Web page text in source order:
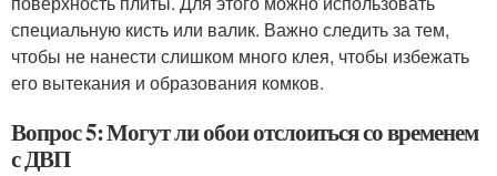
специальную кисть или валик. Важно следить за тем,
чтобы не нанести слишком много клея, чтобы избежать
его вытекания и образования комков.
Вопрос 5: Могут ли обои отслоиться со временем
с ДВП